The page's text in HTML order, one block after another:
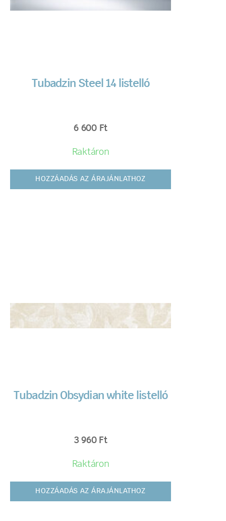
Tubadzin Steel 14 listelló
6 600 Ft
Raktáron
HOZZÁADÁS AZ ÁRAJÁNLATHOZ
Tubadzin Obsydian white listelló
3 960 Ft
Raktáron
HOZZÁADÁS AZ ÁRAJÁNLATHOZ